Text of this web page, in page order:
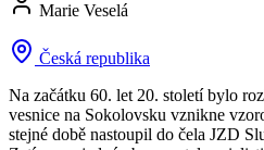
Marie Veselá
Česká republika
Na začátku 60. let 20. století bylo
vesnice na Sokolovsku vznikne
stejné době nastoupil do čela JZD